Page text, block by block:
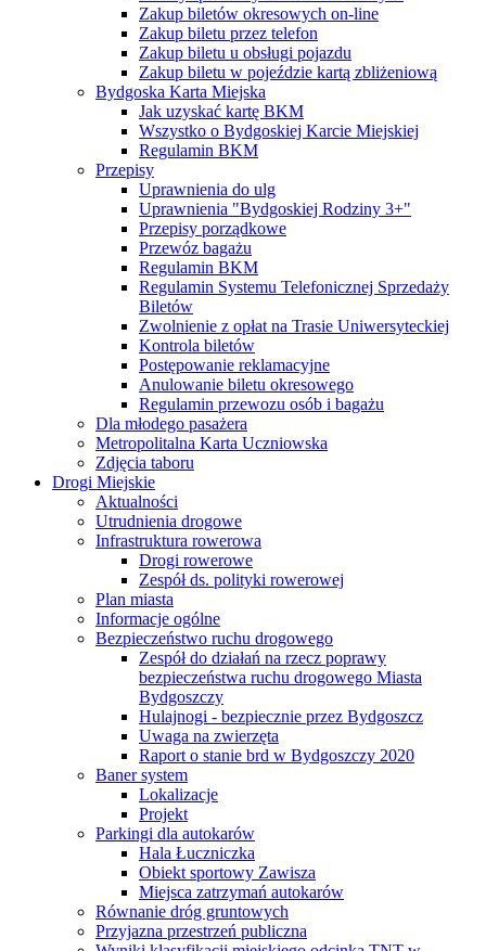
Zakup biletów okresowych on-line
Zakup biletu przez telefon
Zakup biletu u obsługi pojazdu
Zakup biletu w pojeździe kartą zbliżeniową
Bydgoska Karta Miejska
Jak uzyskać kartę BKM
Wszystko o Bydgoskiej Karcie Miejskiej
Regulamin BKM
Przepisy
Uprawnienia do ulg
Uprawnienia "Bydgoskiej Rodziny 3+"
Przepisy porządkowe
Przewóz bagażu
Regulamin BKM
Regulamin Systemu Telefonicznej Sprzedaży
Biletów
Zwolnienie z opłat na Trasie Uniwersyteckiej
Kontrola biletów
Postępowanie reklamacyjne
Anulowanie biletu okresowego
Regulamin przewozu osób i bagażu
Dla młodego pasażera
Metropolitalna Karta Uczniowska
Zdjęcia taboru
Drogi Miejskie
Aktualności
Utrudnienia drogowe
Infrastruktura rowerowa
Drogi rowerowe
Zespół ds. polityki rowerowej
Plan miasta
Informacje ogólne
Bezpieczeństwo ruchu drogowego
Zespół do działań na rzecz poprawy
bezpieczeństwa ruchu drogowego Miasta
Bydgoszczy
Hulajnogi - bezpiecznie przez Bydgoszcz
Uwaga na zwierzęta
Raport o stanie brd w Bydgoszczy 2020
Baner system
Lokalizacje
Projekt
Parkingi dla autokarów
Hala Łuczniczka
Obiekt sportowy Zawisza
Miejsca zatrzymań autokarów
Równanie dróg gruntowych
Przyjazna przestrzeń publiczna